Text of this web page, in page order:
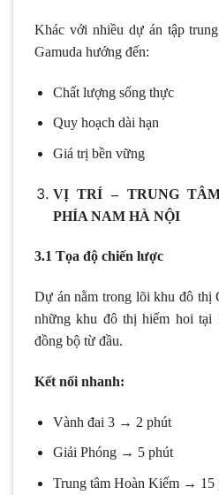
Khác với nhiều dự án tập
Gamuda hướng đến:
Chất lượng sống thực
Quy hoạch dài hạn
Giá trị bền vững
VỊ TRÍ – TRUNG
PHÍA NAM HÀ NỘI
3.1 Tọa độ chiến lược
Dự án nằm trong lõi khu đô thị
những khu đô thị hiếm hoi tại
đồng bộ từ đầu.
Kết nối nhanh:
Vành đai 3 → 2 phút
Giải Phóng → 5 phút
Trung tâm Hoàn Kiếm → 15